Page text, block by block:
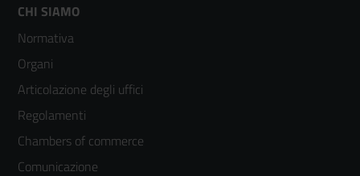
Footer
menù
colonna
3
CHI SIAMO
Normativa
Organi
Articolazione degli uffici
Regolamenti
Chambers of commerce
Comunicazione